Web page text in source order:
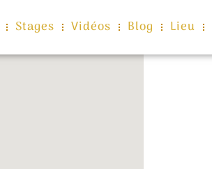
Stages Vidéos Blog Lieu